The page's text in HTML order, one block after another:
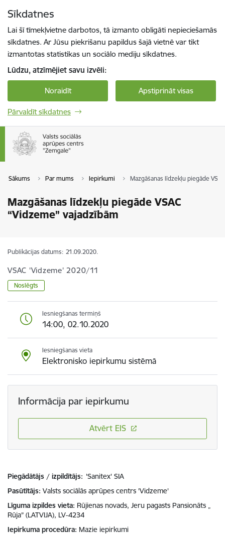
Sīkdatnes
Lai šī tīmekļvietne darbotos, tā izmanto obligāti nepieciešamās
sīkdatnes. Ar Jūsu piekrišanu papildus šajā vietnē var tikt
izmantotas statistikas un sociālo mediju sīkdatnes.
Lūdzu, atzīmējiet savu izvēli:
Noraidīt Apstiprināt visas
Pārvaldīt sīkdatnes
Sākums Par mums Iepirkumi Mazgāšanas līdzekļu piegāde
Mazgāšanas līdzekļu piegāde VSAC
“Vidzeme” vajadzībām
Publikācijas datums: 21.09.2020.
VSAC 'Vidzeme' 2020/11
Noslēgts
Iesniegšanas termiņš
14:00, 02.10.2020
Iesniegšanas vieta
Elektronisko iepirkumu sistēmā
Informācija par iepirkumu
Atvērt EIS
Piegādātājs / izpildītājs: 'Sanitex' SIA
Pasūtītājs Valsts sociālās aprūpes centrs 'Vidzeme'
Līguma izpildes vieta Rūjienas novads, Jeru pagasts Pansionāts „
Rūja” (LATVIJA), LV-4234
Iepirkuma procedūra Mazie iepirkumi